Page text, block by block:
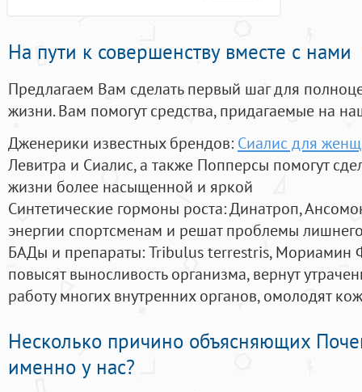
На пути к совершенству вместе с нами
Предлагаем Вам сделать первый шаг для
жизни. Вам помогут средства, придагаемые на
Дженерики известных брендов: Сиалис для
Левитра и Сиалис, а также Попперсы помогут
жизни более насыщенной и яркой
Синтетические гормоны роста: Динатроп,
энергии спортсменам и решат проблемы
БАДы и препараты:Tribulus terrestris, Мориамин
повысят выносливость организма, вернут
работу многих внутренних органов, омолодят
Несколько причино объясняющих
именно у нас?